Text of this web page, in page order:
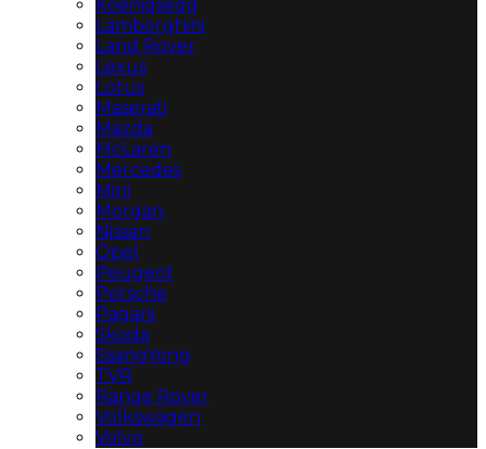
Koenigsegg
Lamborghini
Land Rover
Lexus
Lotus
Maserati
Mazda
McLaren
Mercedes
Mini
Morgan
Nissan
Opel
Peugeot
Porsche
Pagani
Skoda
SsangYong
TVR
Range Rover
Volkswagen
Volvo